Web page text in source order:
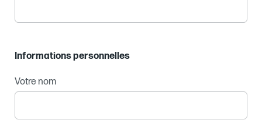
Informations personnelles
Votre nom